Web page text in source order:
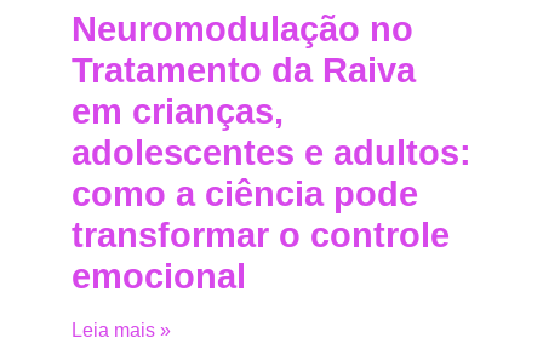
Neuromodulação no
Tratamento da Raiva
em crianças,
adolescentes e adultos:
como a ciência pode
transformar o controle
emocional
Leia mais »